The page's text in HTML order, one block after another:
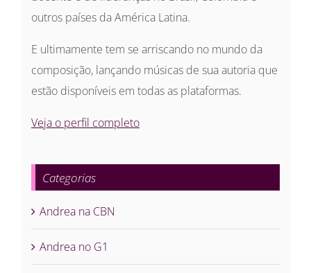
outros países da América Latina.
E ultimamente tem se arriscando no mundo da
composição, lançando músicas de sua autoria que
estão disponíveis em todas as plataformas.
Veja o perfil completo
Categorias
Andrea na CBN
Andrea no G1